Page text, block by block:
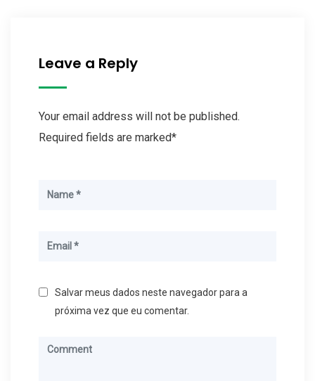
Leave a Reply
Your email address will not be published.
Required fields are marked*
Salvar meus dados neste navegador para a
próxima vez que eu comentar.